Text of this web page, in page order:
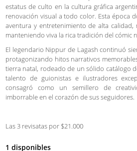
estatus de culto en la cultura gráfica
renovación visual a todo color. Esta época
aventura y entretenimiento de alta
manteniendo viva la rica tradición del cómic
El legendario Nippur de Lagash continuó
protagonizando hitos narrativos
tierra natal, rodeado de un sólido catálogo
talento de guionistas e ilustradores
consagró como un semillero de
imborrable en el corazón de sus seguidores.
Las 3 revisatas por $21.000
1 disponibles